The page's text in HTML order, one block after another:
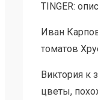
TINGER:
Иван
томатов
Викторияк
цветы,